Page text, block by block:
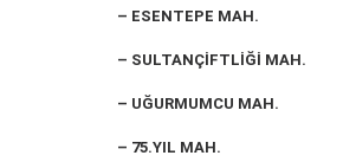
– ESENTEPE MAH.
– SULTANÇİFTLİĞİ MAH.
– UĞURMUMCU MAH.
– 75.YIL MAH.